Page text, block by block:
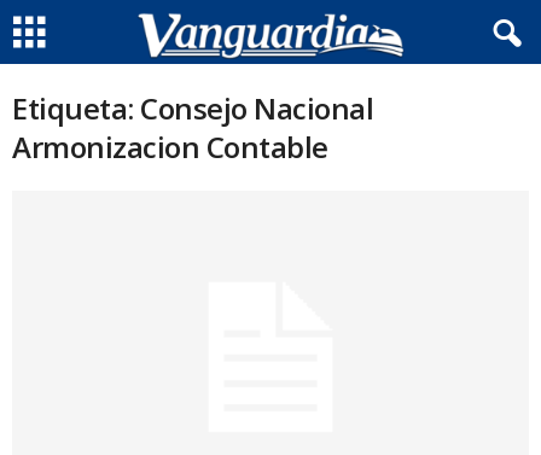
Etiqueta: Consejo Nacional
Armonizacion Contable